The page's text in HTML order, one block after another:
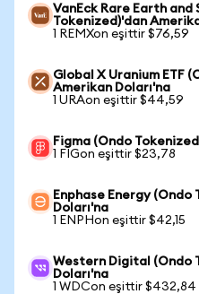
VanEck Rare Earth
Tokenized)'dan
1 REMXon eşittir $76,59
Global X Uranium ETF
Amerikan Doları'na
1 URAon eşittir $44,59
Figma (Ondo
1 FIGon eşittir $23,78
Enphase Energy
Doları'na
1 ENPHon eşittir $42,15
Western Digital (Ondo
Doları'na
1 WDCon eşittir $432,84